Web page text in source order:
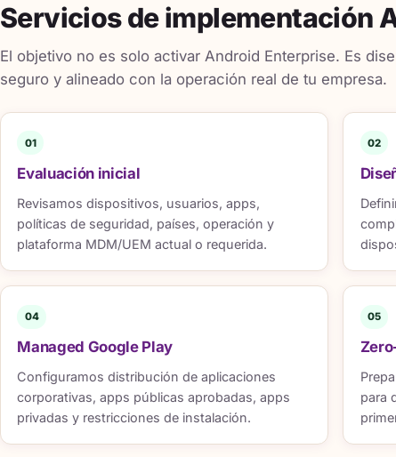
Servicios de implementación
El objetivo no es solo activar Android Enterprise. Es
seguro y alineado con la operación real de tu empresa.
01
Evaluación inicial
Revisamos dispositivos, usuarios, apps,
políticas de seguridad, países, operación y
plataforma MDM/UEM actual o requerida.
02
04
Managed Google Play
Configuramos distribución de aplicaciones
corporativas, apps públicas aprobadas, apps
privadas y restricciones de instalación.
05
para